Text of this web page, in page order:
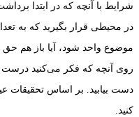
شرایط با آنچه که در ابتدا
در محیطی قرار بگیرید که به
موضوع واحد شود، آیا باز هم
روی آنچه که فکر می‌کنید درست
دست بیابید. بر اساس تحقیقات
کنید.